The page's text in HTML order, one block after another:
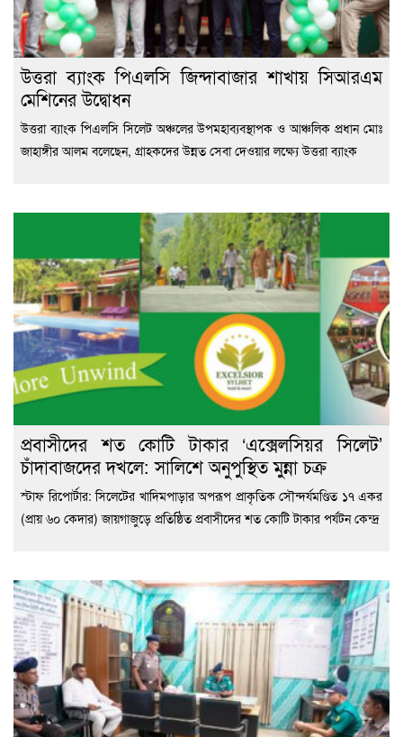
উত্তরা ব্যাংক পিএলসি জিন্দাবাজার শাখায় সিআরএম
মেশিনের উদ্বোধন
উত্তরা ব্যাংক পিএলসি সিলেট অঞ্চলের উপমহাব্যবস্থাপক ও আঞ্চলিক প্রধান মোঃ
জাহাঙ্গীর আলম বলেছেন, গ্রাহকদের উন্নত সেবা দেওয়ার লক্ষ্যে উত্তরা ব্যাংক
প্রবাসীদের শত কোটি টাকার ‘এক্সেলসিয়র সিলেট’
চাঁদাবাজদের দখলে: সালিশে অনুপুস্থিত মুন্না চক্র
স্টাফ রিপোর্টার: সিলেটের খাদিমপাড়ার অপরূপ প্রাকৃতিক সৌন্দর্যমণ্ডিত ১৭ একর
(প্রায় ৬০ কেদার) জায়গাজুড়ে প্রতিষ্ঠিত প্রবাসীদের শত কোটি টাকার পর্যটন কেন্দ্র